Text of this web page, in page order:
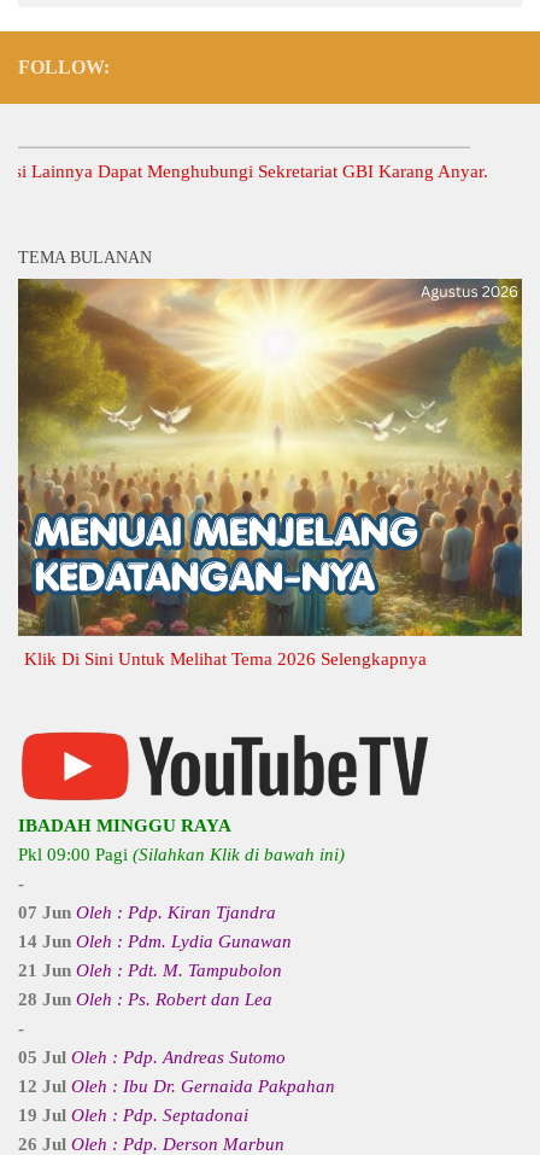
FOLLOW:
Dapat Menghubungi Sekretariat GBI Karang Anyar.
TEMA BULANAN
Di Sini Untuk Melihat Tema 2026 Selengkapnya
IBADAH MINGGU RAYA
Pkl 09:00 Pagi (Silahkan Klik di bawah ini)
-
07 Jun Oleh : Pdp. Kiran Tjandra
14 Jun Oleh : Pdm. Lydia Gunawan
21 Jun Oleh : Pdt. M. Tampubolon
28 Jun Oleh : Ps. Robert dan Lea
-
05 Jul Oleh : Pdp. Andreas Sutomo
12 Jul Oleh : Ibu Dr. Gernaida Pakpahan
19 Jul Oleh : Pdp. Septadonai
26 Jul Oleh : Pdp. Derson Marbun